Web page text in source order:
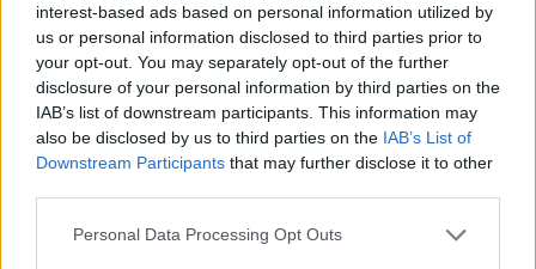
interest-based ads based on personal information utilized by
us or personal information disclosed to third parties prior to
your opt-out. You may separately opt-out of the further
disclosure of your personal information by third parties on the
IAB’s list of downstream participants. This information may
also be disclosed by us to third parties on the IAB’s List of
Downstream Participants that may further disclose it to other
Personal Data Processing Opt Outs
Είναι φανερό ότι σε αυτόν τον ορισμό, η
αποκέντρωση δεν αφορά μόνο στη μεταβίβαση
αρμοδιοτήτων και πόρων. Πρόκειται για την
αναμόρφωση των σχέσεων μεταξύ της κεντρικής
κυβέρνησης και των άλλων βαθμίδων δημόσιας
διοίκησης προς την κατεύθυνση μεγαλύτερης
συνεργασίας και συντονισμού. Η διαχείριση της